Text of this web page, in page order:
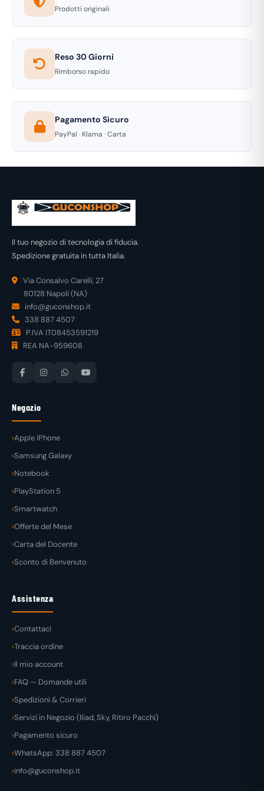
Prodotti originali
Reso 30 Giorni
Rimborso rapido
Pagamento Sicuro
PayPal · Klarna · Carta
Il tuo negozio di tecnologia di fiducia.
Spedizione gratuita in tutta Italia.
Via Consalvo Carelli, 27
80128 Napoli (NA)
info@guconshop.it
338 887 4507
P.IVA IT08453591219
REA NA-959608
Negozio
Apple iPhone
Samsung Galaxy
Notebook
PlayStation 5
Smartwatch
Offerte del Mese
Carta del Docente
Sconto di Benvenuto
Assistenza
Contattaci
Traccia ordine
Il mio account
FAQ — Domande utili
Spedizioni & Corrieri
Servizi in Negozio (Iliad, Sky, Ritiro Pacchi)
Pagamento sicuro
WhatsApp: 338 887 4507
info@guconshop.it